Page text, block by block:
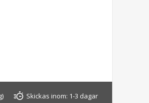
Skickas inom: 1-3 dagar